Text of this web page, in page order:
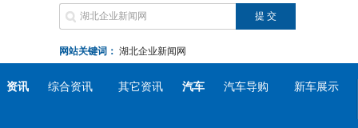
网站关键词： 湖北企业新闻网
资讯 综合资讯 其它资讯 汽车 汽车导购 新车展示